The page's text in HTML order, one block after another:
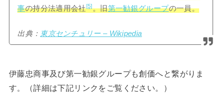
事の持分法適用会社[5]。旧第一勧銀グループの一員。
出典： 東京センチュリー – Wikipedia
伊藤忠商事及び第一勧銀グループも創価へと繋がりま
す。（詳細は下記リンクをご覧ください。）